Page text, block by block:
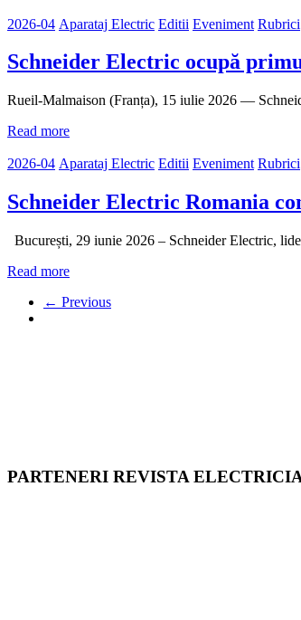
2026-04 Aparataj Electric Editii Eveniment Rubrici
Schneider Electric ocupă
Rueil-Malmaison (Franța), 15 iulie 2026 —
Read more
2026-04 Aparataj Electric Editii Eveniment Rubrici
Schneider Electric Romania
București, 29 iunie 2026 – Schneider Electric,
Read more
← Previous
PARTENERI REVISTA